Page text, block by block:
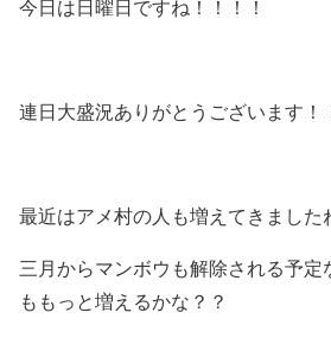
今日は日曜日ですね！！！！
連日大盛況ありがとうございます！
最近はアメ村の人も増えてきました
三月からマンボウも解除される予定
ももっと増えるかな？？